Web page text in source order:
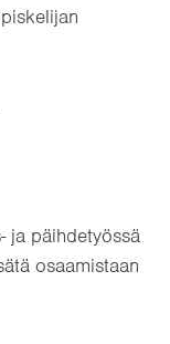
ja päihdetyössä
osaamistaan